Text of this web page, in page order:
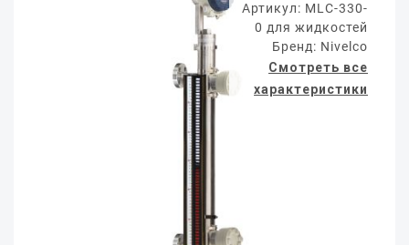
Артикул: MLC-330-
0 для жидкостей
Бренд: Nivelco
Смотреть все
характеристики